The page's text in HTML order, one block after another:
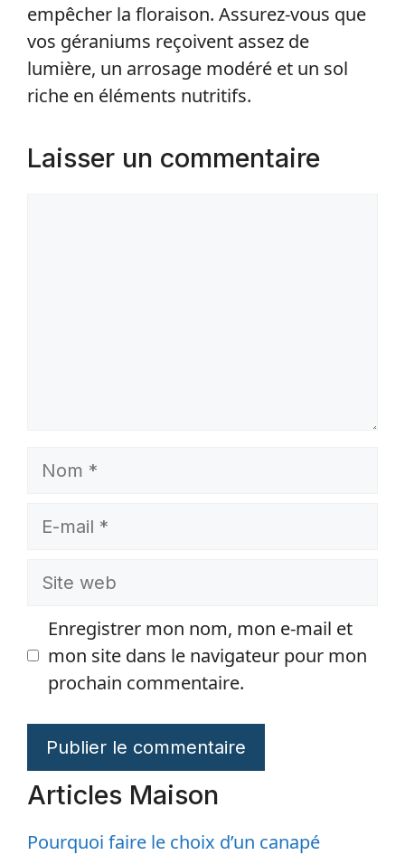
empêcher la floraison. Assurez-vous que
vos géraniums reçoivent assez de
lumière, un arrosage modéré et un sol
riche en éléments nutritifs.
Laisser un commentaire
Nom
E-
Site
Enregistrer mon nom, mon e-mail et
mon site dans le navigateur pour mon
prochain commentaire.
Articles Maison
Pourquoi faire le choix d’un canapé